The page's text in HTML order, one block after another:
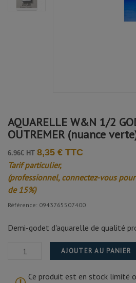
AQUARELLE W&N 1/2
OUTREMER (nuance
6.96€ HT 8,35 € TTC
Tarif particulier,
(professionnel, connectez-vous
de 15%)
Référence: 0943765507400
Demi-godet d'aquarelle de qualité
AJOUTER AU PANIER
Ce produit est en stock limité